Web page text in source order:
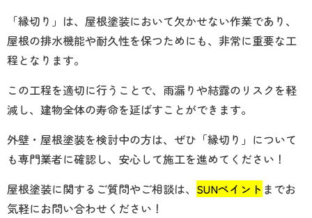
「縁切り」は、屋根塗装において欠かせない作業であり、
屋根の排水機能や耐久性を保つためにも、非常に重要な工
程となります。
この工程を適切に行うことで、雨漏りや結露のリスクを軽
減し、建物全体の寿命を延ばすことができます。
外壁・屋根塗装を検討中の方は、ぜひ「縁切り」について
も専門業者に確認し、安心して施工を進めてください！
屋根塗装に関するご質問やご相談は、 SUNペイント までお
気軽にお問い合わせください！